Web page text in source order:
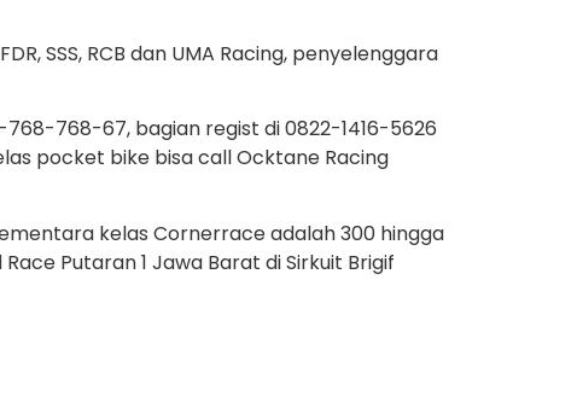
SSS, RCB dan UMA Racing, penyelenggara
768-67, bagian regist di 0822-1416-5626
pocket bike bisa call Ocktane Racing
kelas Cornerrace adalah 300 hingga
Putaran 1 Jawa Barat di Sirkuit Brigif